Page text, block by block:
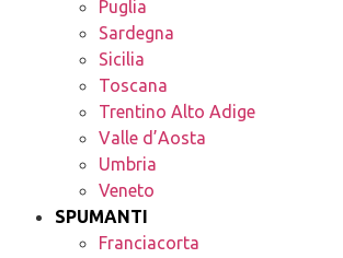
Puglia
Sardegna
Sicilia
Toscana
Trentino Alto Adige
Valle d’Aosta
Umbria
Veneto
SPUMANTI
Franciacorta